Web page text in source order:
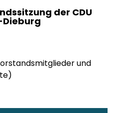
der CDU
und